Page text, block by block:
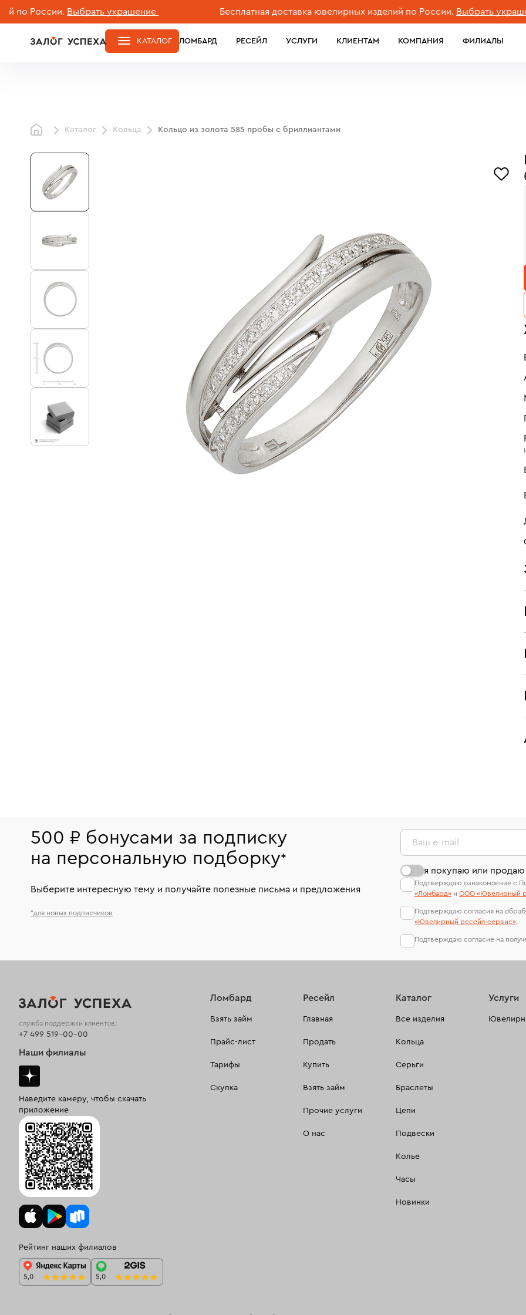
России. Выбрать украшение Бесплатная доставка ювелирных изделий по России. Выбрать украшение
ЛОМБАРД РЕСЕЙЛ УСЛУГИ КЛИЕНТАМ КОМПАНИЯ ФИЛИАЛЫ
КАТАЛОГ
Каталог Кольца Кольцо из золота 585 пробы с бриллиантами
500 ₽ бонусами за подписку
на персональную подборку*
Выберите интересную тему и получайте полезные письма и предложения
*для новых подписчиков
Ваш e-mail
я покупаю или
Подтверждаю ознакомление с
«Ломбард» и ООО «Ювелирный
Подтверждаю согласия на
«Ювелирный ресейл-сервиc».
Подтверждаю согласие на
Ломбард
Взять займ
Прайс-лист
Тарифы
Скупка
Ресейл
Главная
Продать
Купить
Взять займ
Прочие услуги
О нас
Каталог
Все изделия
Кольца
Серьги
Браслеты
Цепи
Подвески
Колье
Часы
Новинки
Услуги
служба поддержки клиентов:
+7 499 519-00-00
Наши филиалы
Наведите камеру, чтобы скачать
приложение
Рейтинг наших филиалов